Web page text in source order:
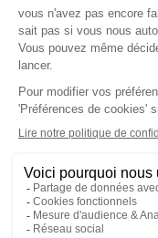
Votre
étapes
01